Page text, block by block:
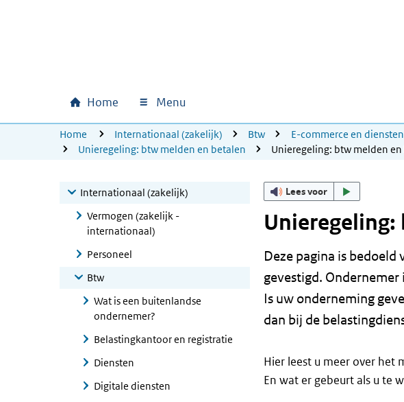
Hoofdnavigatie
Home Menu
U bevindt zich hier:
Home Internationaal (zakelijk) Btw E-commerce en diensten
Unieregeling: btw melden en betalen
Unieregeling: btw melden
Internationaal (zakelijk)
Vermogen (zakelijk -
internationaal)
Personeel
Btw
Wat is een buitenlandse
ondernemer?
Belastingkantoor en registratie
Diensten
Digitale diensten
Lees voor
Deze pagina is
gevestigd. Ondernemer
Is uw onderneming
dan bij de
Hier leest u meer over het
En wat er gebeurt als u te